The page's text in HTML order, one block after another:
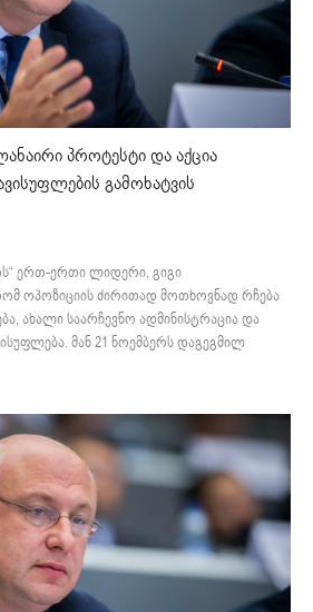
პროტესტი და აქცია
გამოხატვის
ერთ-ერთი ლიდერი, გიგი
ოპოზიციის ძირითად მოთხოვნად რჩება
ახალი საარჩევნო ადმინისტრაცია და
მან 21 ნოემბერს დაგეგმილ